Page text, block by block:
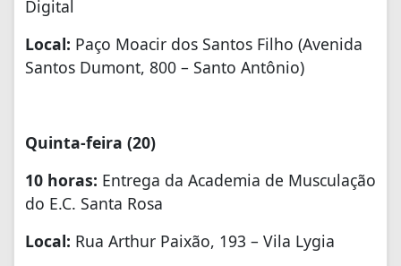
Digital
Local: Paço Moacir dos Santos Filho (Avenida
Santos Dumont, 800 – Santo Antônio)
Quinta-feira (20)
10 horas: Entrega da Academia de Musculação
do E.C. Santa Rosa
Local: Rua Arthur Paixão, 193 – Vila Lygia